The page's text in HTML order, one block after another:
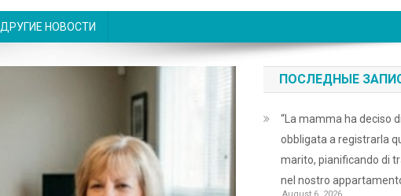
ДРУГИЕ НОВОСТИ
ПОСЛЕДНЫЕ
“La mamma ha deciso
obbligata a registrarla
marito, pianificando di
nel nostro